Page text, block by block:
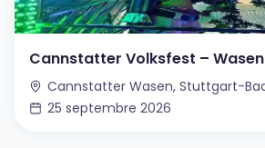
Cannstatter Volksfest – Wasen
25 septembre 2026